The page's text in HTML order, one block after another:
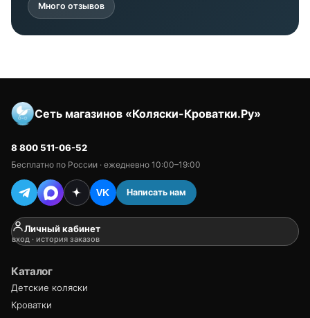
Много отзывов
Сеть магазинов «Коляски-Кроватки.Ру»
8 800 511-06-52
Бесплатно по России · ежедневно 10:00–19:00
VK Написать нам
Личный кабинет
вход · история заказов
Каталог
Детские коляски
Кроватки